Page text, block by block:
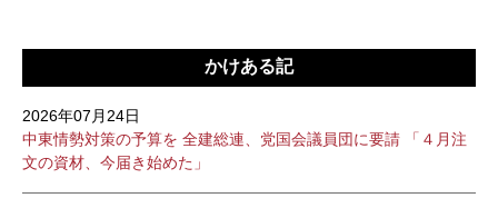
かけある記
2026年07月24日
中東情勢対策の予算を 全建総連、党国会議員団に要請 「４月注
文の資材、今届き始めた」